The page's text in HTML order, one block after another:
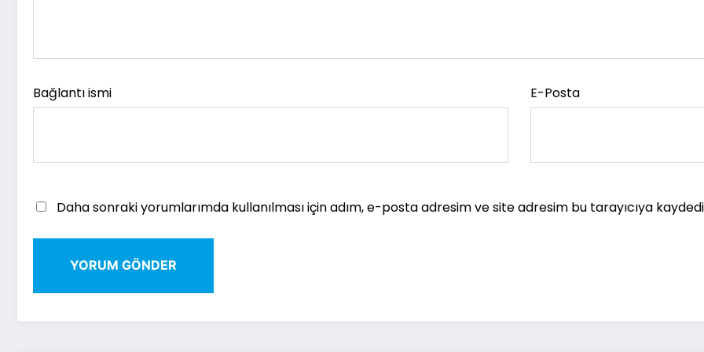
Bağlantı ismi E-Posta
Daha sonraki yorumlarımda kullanılması için adım, e-posta adresim ve site adresim bu tarayıcıya